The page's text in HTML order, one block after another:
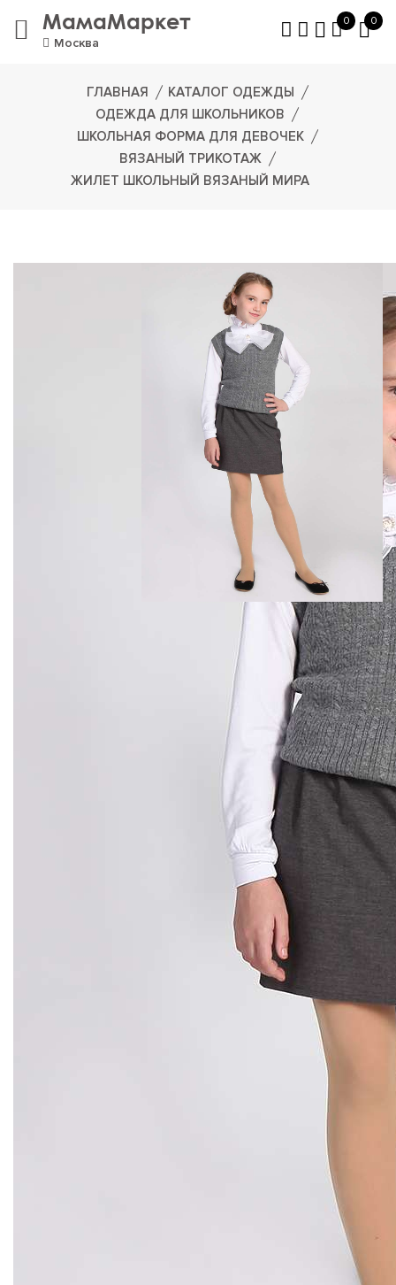
МамаМаркет
Москва
0 0
ГЛАВНАЯ
КАТАЛОГ ОДЕЖДЫ
ОДЕЖДА ДЛЯ ШКОЛЬНИКОВ
ШКОЛЬНАЯ ФОРМА ДЛЯ ДЕВОЧЕК
ВЯЗАНЫЙ ТРИКОТАЖ
ЖИЛЕТ ШКОЛЬНЫЙ ВЯЗАНЫЙ МИРА